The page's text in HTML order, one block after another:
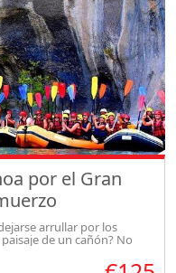
por el Gran
arrullar por los
de un cañón? No